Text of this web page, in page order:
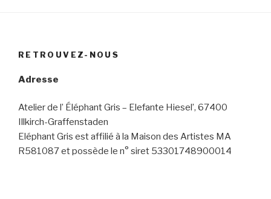
RETROUVEZ-NOUS
Adresse
Atelier de l’ Éléphant Gris – Elefante Hiesel’, 67400
Illkirch-Graffenstaden
Eléphant Gris est affilié à la Maison des Artistes MA
R581087 et possède le n° siret 53301748900014